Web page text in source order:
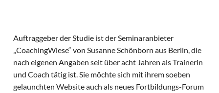
Auftraggeber der Studie ist der Seminaranbieter
„CoachingWiese“ von Susanne Schönborn aus Berlin, die
nach eigenen Angaben seit über acht Jahren als Trainerin
und Coach tätig ist. Sie möchte sich mit ihrem soeben
gelaunchten Website auch als neues Fortbildungs-Forum